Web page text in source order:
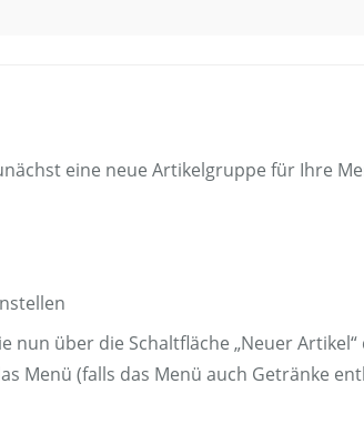
eine neue Artikelgruppe für Ihre
nun über die Schaltfläche „Neuer
Menü (falls das Menü auch Getränke